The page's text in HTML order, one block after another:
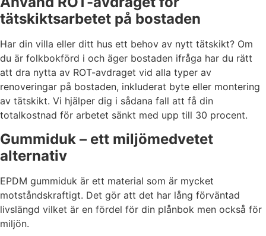
tätskiktsarbetet på bostaden
Har din villa eller ditt hus ett behov av nytt tätskikt? Om
du är folkbokförd i och äger bostaden ifråga har du rätt
att dra nytta av ROT-avdraget vid alla typer av
renoveringar på bostaden, inkluderat byte eller montering
av tätskikt. Vi hjälper dig i sådana fall att få din
totalkostnad för arbetet sänkt med upp till 30 procent.
Gummiduk – ett miljömedvetet
alternativ
EPDM gummiduk är ett material som är mycket
motståndskraftigt. Det gör att det har lång förväntad
livslängd vilket är en fördel för din plånbok men också för
miljön.